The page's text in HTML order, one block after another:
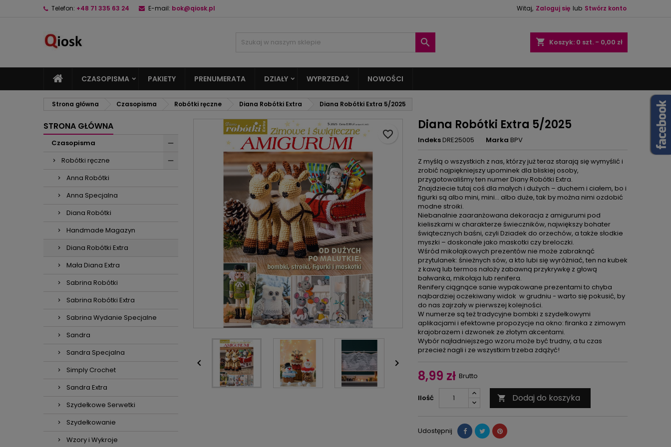
Telefon: +48 71 335 63 24 E-mail: bok@qiosk.pl Witaj, Zaloguj się lub Stwórz konto
shopping_cart Koszyk: 0 szt. - 0,00 zł

CZASOPISMA PAKIETY PRENUMERATA DZIAŁY WYPRZEDAŻ NOWOŚCI
Strona główna Czasopisma Robótki ręczne Diana Robótki Extra Diana Robótki Extra 5/2025
STRONA GŁÓWNA
Czasopisma
Robótki ręczne
Anna Robótki
Anna Specjalna
Diana Robótki
Handmade Magazyn
Diana Robótki Extra
Mała Diana Extra
Sabrina Robótki
Sabrina Robótki Extra
Sabrina Wydanie Specjalne
Sandra
Sandra Specjalna
Simply Crochet
Sandra Extra
Szydełkowe Serwetki
Szydełkowanie
Wzory i Wykroje
 
Diana Robótki Extra 5/2025
IndeksDRE25005 Marka BPV
Z myślą o wszystkich z nas, którzy już teraz starają się wymyślić i
zrobić najpiękniejszy upominek dla bliskiej osoby,
przygotowaliśmy ten numer Diany Robótki Extra.
Znajdziecie tutaj coś dla małych i dużych – duchem i ciałem, bo i
figurki są albo mini, mini… albo duże, tak by można nimi ozdobić
modne stroiki.
Niebanalnie zaaranżowana dekoracja z amigurumi pod
kieliszkami w charakterze świeczników, największy bohater
świątecznych baśni, czyli Dziadek do orzechów, a także słodkie
myszki – doskonałe jako maskotki czy breloczki.
Wśród mikołajkowych prezentów nie może zabraknąć
przytulanek: śnieżnych sów, a kto lubi się wyróżniać, ten na kubek
z kawą lub termos nałoży zabawną przykrywkę z głową
bałwanka, mikołaja lub renifera.
Renifery ciągnące sanie wypakowane prezentami to chyba
najbardziej oczekiwany widok w grudniu - warto się pokusić, by
do nas zajrzały w pierwszej kolejności.
W numerze są też tradycyjne bombki z szydełkowymi
aplikacjami i efektowne propozycje na okno: firanka z zimowym
krajobrazem i dzwonek ze złotym akcentami.
Wybór najładniejszego wzoru może być trudny, a tu czas
przecież nagli i ze wszystkim trzeba zdążyć!
8,99 zł Brutto
Ilość  Dodaj do koszyka
favorite_border
Udostępnij
Utwórz listę życzeń
Musisz być zalogowany by zapisać produkty na swojej liście życzeń.